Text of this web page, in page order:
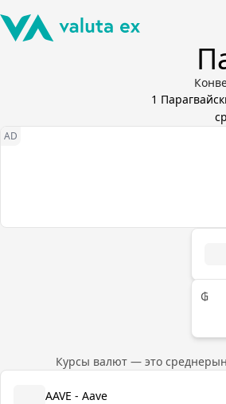
1
₲
Курсы валют — это
AAVE - Aave